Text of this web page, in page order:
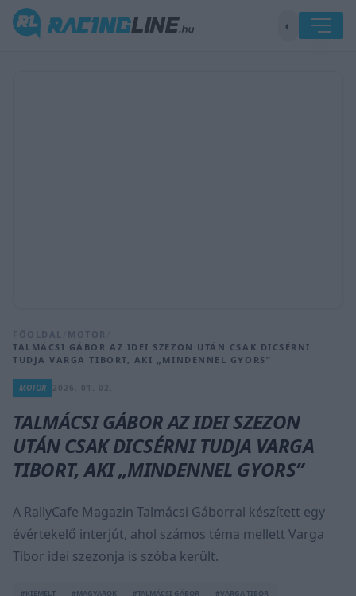
◐
FŐOLDAL MOTOR
TALMÁCSI GÁBOR AZ IDEI SZEZON UTÁN CSAK DICSÉRNI
TUDJA VARGA TIBORT, AKI „MINDENNEL GYORS”
MOTOR
TALMÁCSI GÁBOR AZ IDEI SZEZON
UTÁN CSAK DICSÉRNI TUDJA VARGA
TIBORT, AKI „MINDENNEL GYORS”
A RallyCafe Magazin Talmácsi Gáborral készített egy
évértekelő interjút, ahol számos téma mellett Varga
Tibor idei szezonja is szóba került.
#KIEMELT #MAGYAROK #TALMÁCSI GÁBOR #VARGA TIBOR